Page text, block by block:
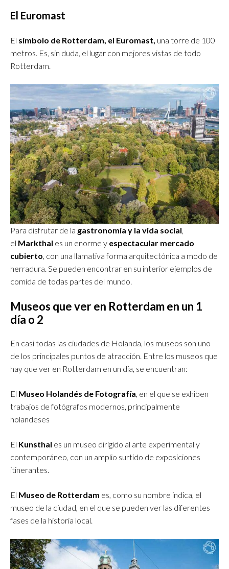
El Euromast
El símbolo de Rotterdam, el Euromast, una torre de 100
metros. Es, sin duda, el lugar con mejores vistas de todo
Rotterdam.
Para disfrutar de la gastronomía y la vida social,
el Markthal es un enorme y espectacular mercado
cubierto, con una llamativa forma arquitectónica a modo de
herradura. Se pueden encontrar en su interior ejemplos de
comida de todas partes del mundo.
Museos que ver en Rotterdam en un 1
día o 2
En casi todas las ciudades de Holanda, los museos son uno
de los principales puntos de atracción. Entre los museos que
hay que ver en Rotterdam en un día, se encuentran:
El Museo Holandés de Fotografía, en el que se exhiben
trabajos de fotógrafos modernos, principalmente
holandeses
El Kunsthal es un museo dirigido al arte experimental y
contemporáneo, con un amplio surtido de exposiciones
itinerantes.
El Museo de Rotterdam es, como su nombre indica, el
museo de la ciudad, en el que se pueden ver las diferentes
fases de la historia local.